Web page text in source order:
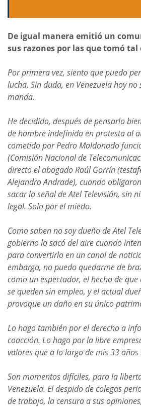
De igual manera emitió un
sus razones por las que tomó tal
Por primera vez, siento que puedo
lucha. Sin duda, en Venezuela hoy
manda.
He decidido, después de pensarlo
de hambre indefinida en protesta al
cometido por Pedro Maldonado
(Comisión Nacional de
directo el abogado Raúl Gorrín
Alejandro Andrade), cuando
sacar la señal de Atel Televisión, sin
legal. Solo por el miedo.
Como saben no soy dueño de Atel
gobierno lo sacó del aire cuando
para convertirlo en un canal de
embargo, no puedo quedarme de
como un espectador, el hecho de que
se queden sin empleo, y el actual
provoque un daño en su único
Lo hago también por el derecho a
coacción. Lo hago por la libre
valores que a lo largo de mis 33
Son momentos difíciles, para la
Venezuela. El despido de colegas
de trabajo, la censura a sus